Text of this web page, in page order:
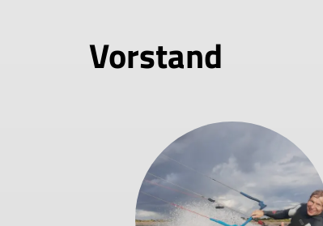
Vorstand